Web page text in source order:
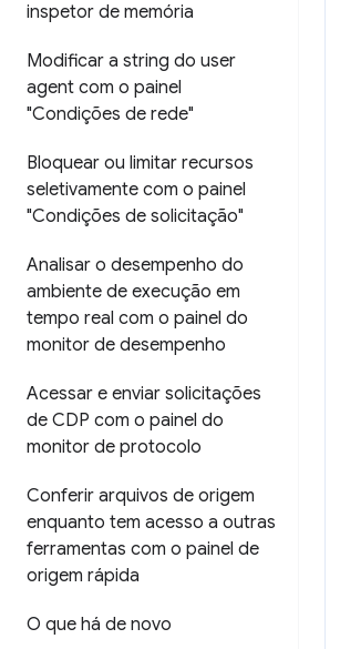
inspetor de memória
Modificar a string do user
agent com o painel
"Condições de rede"
Bloquear ou limitar recursos
seletivamente com o painel
"Condições de solicitação"
Analisar o desempenho do
ambiente de execução em
tempo real com o painel do
monitor de desempenho
Acessar e enviar solicitações
de CDP com o painel do
monitor de protocolo
Conferir arquivos de origem
enquanto tem acesso a outras
ferramentas com o painel de
origem rápida
O que há de novo